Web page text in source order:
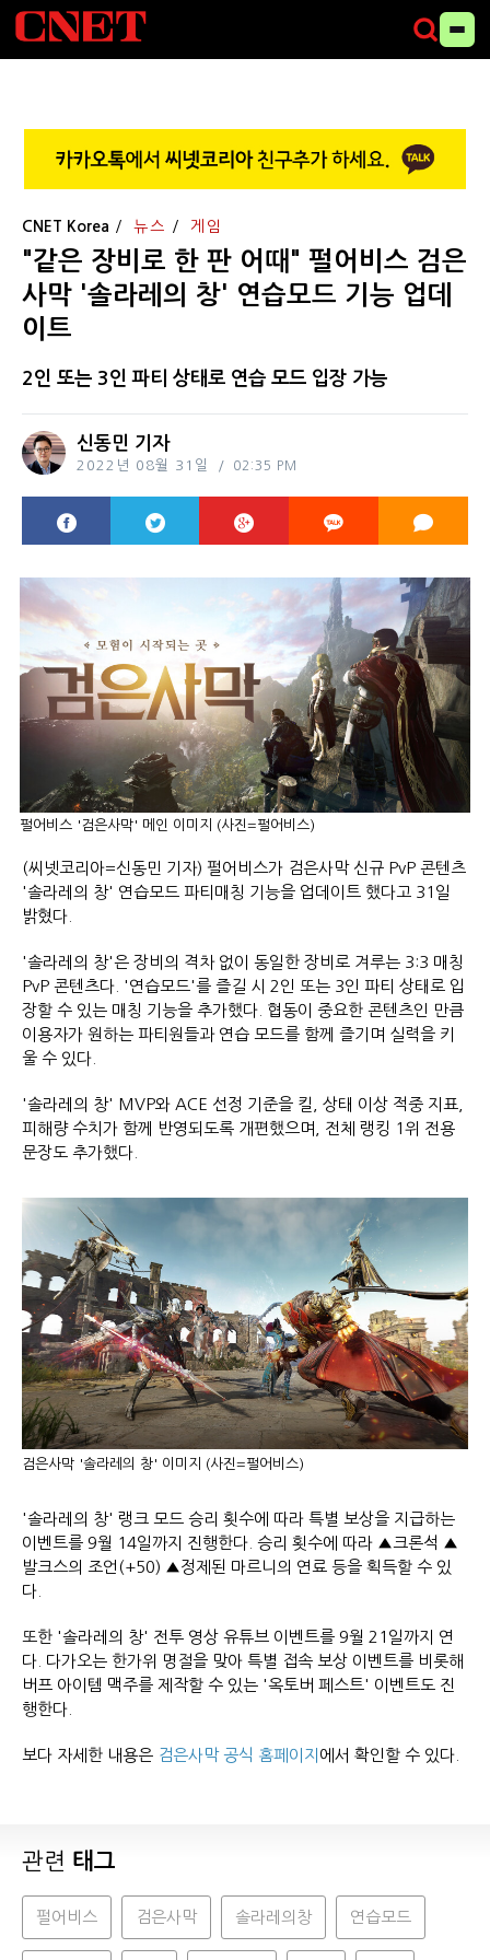
CNET Korea 뉴스 게임
"같은 장비로 한 판 어때" 펄어비스 검은
사막 '솔라레의 창' 연습모드 기능 업데
이트
2인 또는 3인 파티 상태로 연습 모드 입장 가능
신동민 기자
2022년 08월 31일 02:35 PM
펄어비스 '검은사막' 메인 이미지 (사진=펄어비스)
(씨넷코리아=신동민 기자) 펄어비스가 검은사막 신규 PvP 콘텐츠
'솔라레의 창' 연습모드 파티매칭 기능을 업데이트 했다고 31일
밝혔다.
'솔라레의 창'은 장비의 격차 없이 동일한 장비로 겨루는 3:3 매칭
PvP 콘텐츠다. '연습모드'를 즐길 시 2인 또는 3인 파티 상태로 입
장할 수 있는 매칭 기능을 추가했다. 협동이 중요한 콘텐츠인 만큼
이용자가 원하는 파티원들과 연습 모드를 함께 즐기며 실력을 키
울 수 있다.
'솔라레의 창' MVP와 ACE 선정 기준을 킬, 상태 이상 적중 지표,
피해량 수치가 함께 반영되도록 개편했으며, 전체 랭킹 1위 전용
문장도 추가했다.
검은사막 '솔라레의 창' 이미지 (사진=펄어비스)
'솔라레의 창' 랭크 모드 승리 횟수에 따라 특별 보상을 지급하는
이벤트를 9월 14일까지 진행한다. 승리 횟수에 따라 ▲크론석 ▲
발크스의 조언(+50) ▲정제된 마르니의 연료 등을 획득할 수 있
다.
또한 '솔라레의 창' 전투 영상 유튜브 이벤트를 9월 21일까지 연
다. 다가오는 한가위 명절을 맞아 특별 접속 보상 이벤트를 비롯해
버프 아이템 맥주를 제작할 수 있는 '옥토버 페스트' 이벤트도 진
행한다.
보다 자세한 내용은 검은사막 공식 홈페이지 에서 확인할 수 있다.
관련 태그
펄어비스 검은사막 솔라레의창 연습모드